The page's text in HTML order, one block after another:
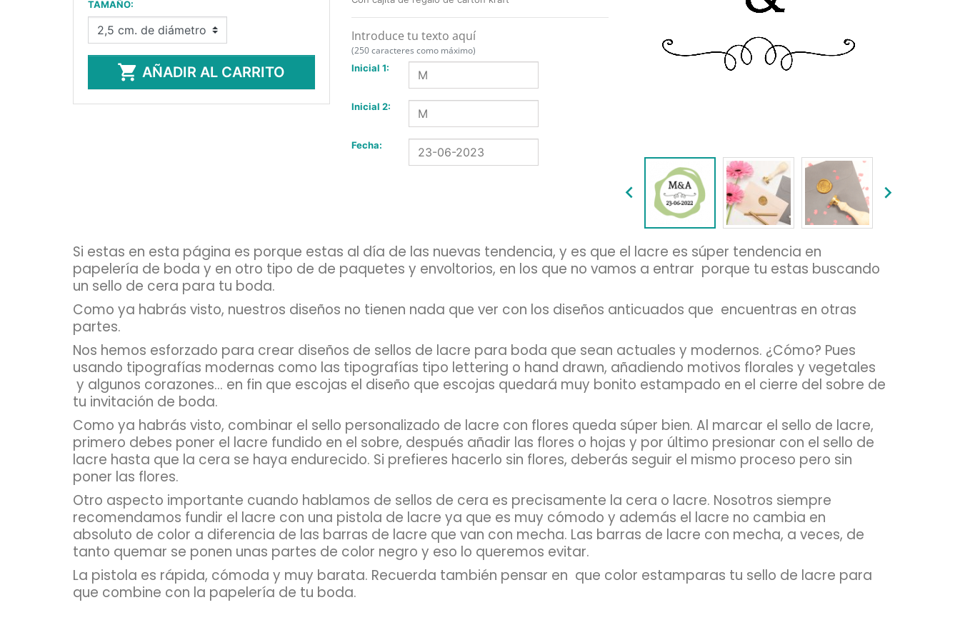
TAMAÑO:
 AÑADIR AL CARRITO
Introduce tu texto aquí
(250 caracteres como máximo)
Inicial 1:
Inicial 2:
Fecha:
 
Si estas en esta página es porque estas al día de las nuevas tendencia, y es que el lacre es súper tendencia en
papelería de boda y en otro tipo de de paquetes y envoltorios, en los que no vamos a entrar porque tu estas buscando
un sello de cera para tu boda.
Como ya habrás visto, nuestros diseños no tienen nada que ver con los diseños anticuados que encuentras en otras
partes.
Nos hemos esforzado para crear diseños de sellos de lacre para boda que sean actuales y modernos. ¿Cómo? Pues
usando tipografías modernas como las tipografías tipo lettering o hand drawn, añadiendo motivos florales y vegetales
y algunos corazones... en fin que escojas el diseño que escojas quedará muy bonito estampado en el cierre del sobre de
tu invitación de boda.
Como ya habrás visto, combinar el sello personalizado de lacre con flores queda súper bien. Al marcar el sello de lacre,
primero debes poner el lacre fundido en el sobre, después añadir las flores o hojas y por último presionar con el sello de
lacre hasta que la cera se haya endurecido. Si prefieres hacerlo sin flores, deberás seguir el mismo proceso pero sin
poner las flores.
Otro aspecto importante cuando hablamos de sellos de cera es precisamente la cera o lacre. Nosotros siempre
recomendamos fundir el lacre con una pistola de lacre ya que es muy cómodo y además el lacre no cambia en
absoluto de color a diferencia de las barras de lacre que van con mecha. Las barras de lacre con mecha, a veces, de
tanto quemar se ponen unas partes de color negro y eso lo queremos evitar.
La pistola es rápida, cómoda y muy barata. Recuerda también pensar en que color estamparas tu sello de lacre para
que combine con la papelería de tu boda.